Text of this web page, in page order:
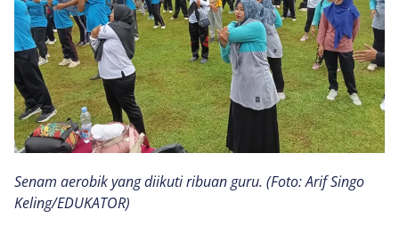
Senam aerobik yang diikuti ribuan guru. (Foto: Arif Singo
Keling/EDUKATOR)